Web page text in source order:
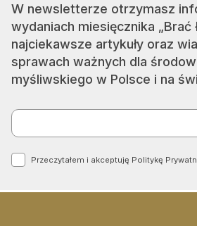
W newsletterze otrzymasz
wydaniach miesięcznika „Brać
najciekawsze artykuły oraz
sprawach ważnych dla
myśliwskiego w Polsce i na
Przeczytałem i akceptuję Politykę